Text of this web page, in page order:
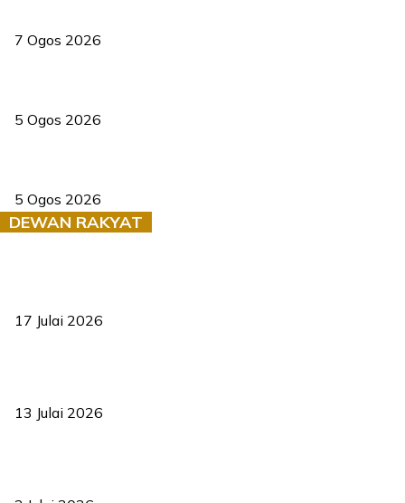
7 Ogos 2026
5 Ogos 2026
5 Ogos 2026
DEWAN RAKYAT
17 Julai 2026
13 Julai 2026